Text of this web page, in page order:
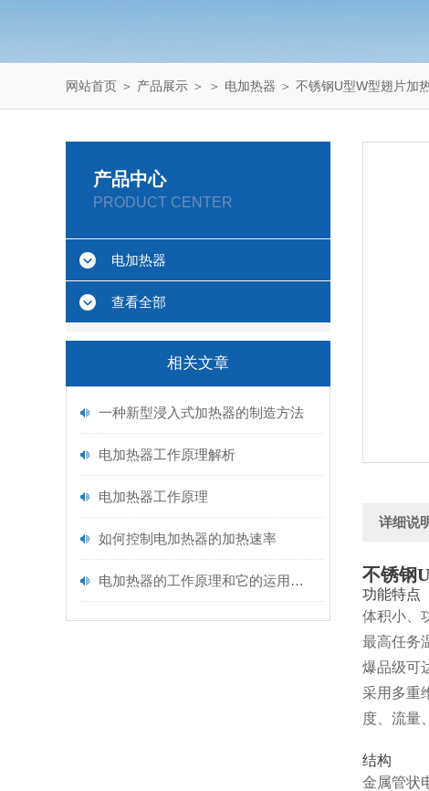
网站首页 ＞ 产品展示 ＞ ＞ 电加热器 ＞ 不锈钢U型W型翅片加
产品中心
PRODUCT CENTER
电加热器
查看全部
相关文章
一种新型浸入式加热器的制造方法
电加热器工作原理解析
电加热器工作原理
如何控制电加热器的加热速率
电加热器的工作原理和它的运用范围
详细说
不锈钢
功能特点
体积小、
最高任务
爆品级可
采用多重
度、流量
结构
金属管状